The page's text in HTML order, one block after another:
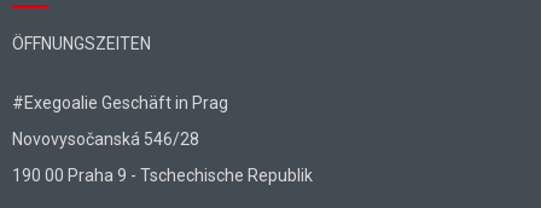
ÖFFNUNGSZEITEN
#Exegoalie Geschäft in Prag
Novovysočanská 546/28
190 00 Praha 9 - Tschechische Republik